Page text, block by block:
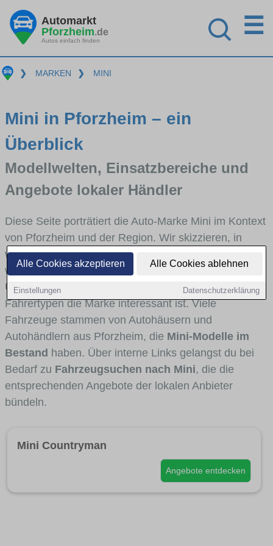
Alle Cookies akzeptieren Alle Cookies ablehnen
Einstellungen Datenschutzerklärung
Automarkt
Pforzheim.de
Autos einfach finden
☰
❯ MARKEN ❯ MINI
Mini in Pforzheim – ein
Überblick
Modellwelten, Einsatzbereiche und
Angebote lokaler Händler
Diese Seite porträtiert die Auto-Marke Mini im Kontext
von Pforzheim und der Region. Wir skizzieren, in
welchen Fahrzeugklassen Mini stark vertreten ist,
welche Modellreihen häufig im Stadt- und
Umlandverkehr zu sehen sind und für welche
Fahrertypen die Marke interessant ist. Viele
Fahrzeuge stammen von Autohäusern und
Autohändlern aus Pforzheim, die Mini-Modelle im
Bestand haben. Über interne Links gelangst du bei
Bedarf zu Fahrzeugsuchen nach Mini, die die
entsprechenden Angebote der lokalen Anbieter
bündeln.
Mini Countryman
Angebote entdecken